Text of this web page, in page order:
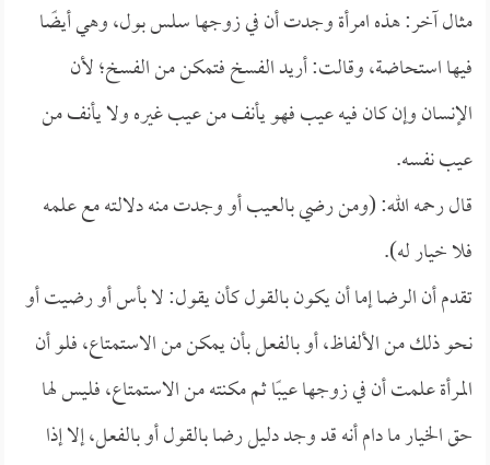
مثال آخر: هذه امرأة وجدت أن في زوجها سلس بول، وهي أيضًا
فيها استحاضة، وقالت: أريد الفسخ فتمكن من الفسخ؛ لأن
الإنسان وإن كان فيه عيب فهو يأنف من عيب غيره ولا يأنف من
عيب نفسه.
قال رحمه الله: (ومن رضي بالعيب أو وجدت منه دلالته مع علمه
فلا خيار له).
تقدم أن الرضا إما أن يكون بالقول كأن يقول: لا بأس أو رضيت أو
نحو ذلك من الألفاظ، أو بالفعل بأن يمكن من الاستمتاع، فلو أن
المرأة علمت أن في زوجها عيبًا ثم مكنته من الاستمتاع، فليس لها
حق الخيار ما دام أنه قد وجد دليل رضا بالقول أو بالفعل، إلا إذا